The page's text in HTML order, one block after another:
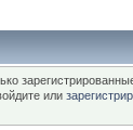
или